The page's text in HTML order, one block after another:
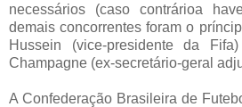
necessários (caso contrárioa
demais concorrentes foram o
Hussein (vice-presidente da
Champagne (ex-secretário-geral
A Confederação Brasileira de